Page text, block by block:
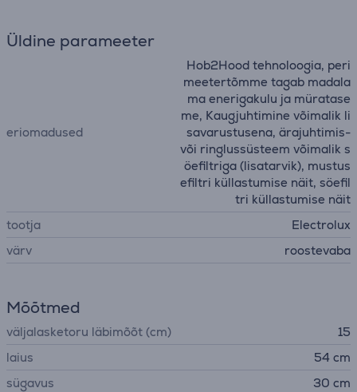
Üldine parameeter
eriomadused
Hob2Hood tehnoloogia, peri
meetertõmme tagab madala
ma enerigakulu ja müratase
me, Kaugjuhtimine võimalik li
savarustusena, ärajuhtimis-
või ringlussüsteem võimalik s
öefiltriga (lisatarvik), mustus
efiltri küllastumise näit, söefil
tri küllastumise näit
tootja
Electrolux
värv
roostevaba
Mõõtmed
väljalasketoru läbimõõt (cm)
15
laius
54 cm
sügavus
30 cm